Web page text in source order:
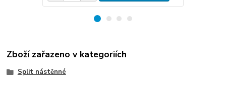
Zboží zařazeno v kategoriích
Split nástěnné